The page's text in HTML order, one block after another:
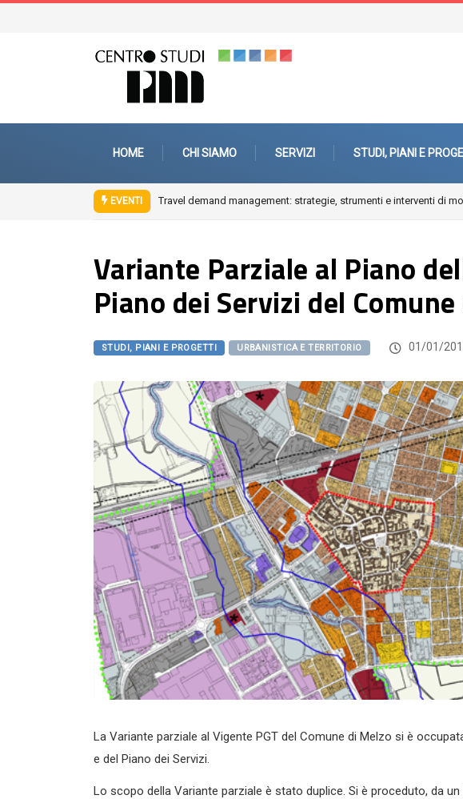
HOME CHI SIAMO SERVIZI STUDI, PIANI E
EVENTI
strumenti e interventi di mobility management aziendaleFuori città. Architetture, paesaggi,
Variante Parziale al Piano
Piano dei Servizi del
STUDI, PIANI E PROGETTI URBANISTICA E TERRITORIO 01/01/
La Variante parziale al Vigente PGT del Comune di Melzo si è
e del Piano dei Servizi.
Lo scopo della Variante parziale è stato duplice. Si è proceduto, da